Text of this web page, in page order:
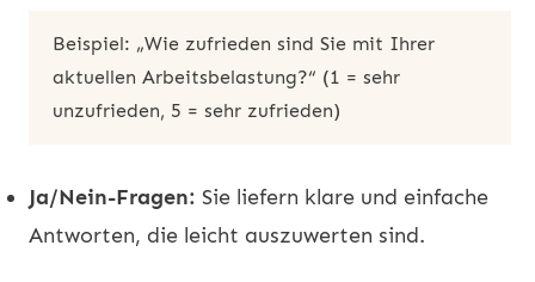
Beispiel: „Wie zufrieden sind Sie mit Ihrer
aktuellen Arbeitsbelastung?“ (1 = sehr
unzufrieden, 5 = sehr zufrieden)
Ja/Nein-Fragen: Sie liefern klare und einfache
Antworten, die leicht auszuwerten sind.